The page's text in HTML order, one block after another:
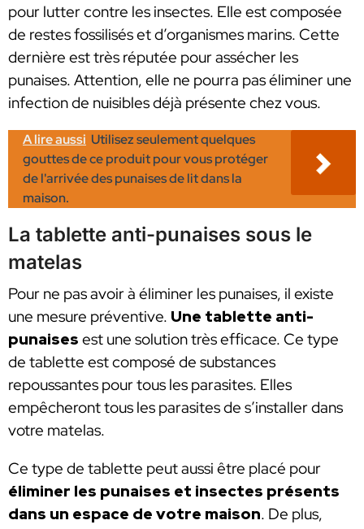
pour lutter contre les insectes. Elle est composée
de restes fossilisés et d’organismes marins. Cette
dernière est très réputée pour assécher les
punaises. Attention, elle ne pourra pas éliminer une
infection de nuisibles déjà présente chez vous.
A lire aussi Utilisez seulement quelques
gouttes de ce produit pour vous protéger
de l'arrivée des punaises de lit dans la
maison.
La tablette anti-punaises sous le
matelas
Pour ne pas avoir à éliminer les punaises, il existe
une mesure préventive. Une tablette anti-
punaises est une solution très efficace. Ce type
de tablette est composé de substances
repoussantes pour tous les parasites. Elles
empêcheront tous les parasites de s’installer dans
votre matelas.
Ce type de tablette peut aussi être placé pour
éliminer les punaises et insectes présents
dans un espace de votre maison. De plus,